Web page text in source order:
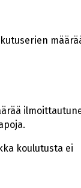
koulutusta ei